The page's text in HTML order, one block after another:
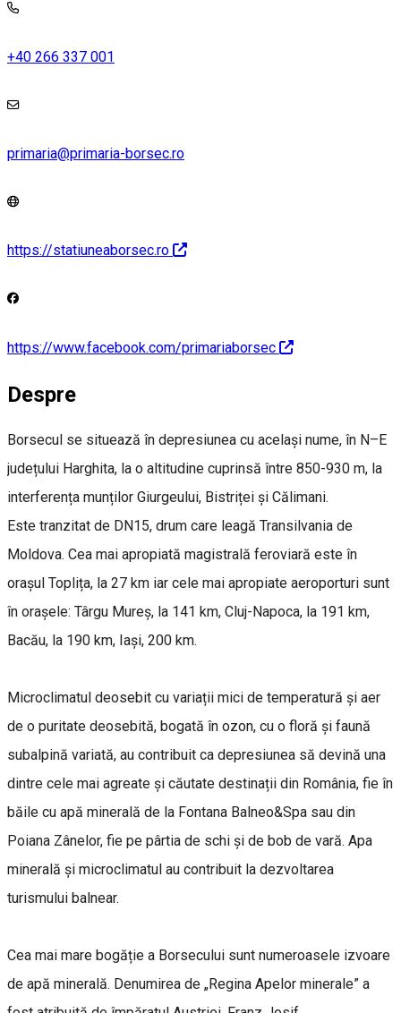
+40 266 337 001
primaria@primaria-borsec.ro
https://statiuneaborsec.ro
https://www.facebook.com/primariaborsec
Despre
Borsecul se situează în depresiunea cu același nume, în N–E
județului Harghita, la o altitudine cuprinsă între 850-930 m, la
interferența munților Giurgeului, Bistriței și Călimani.
Este tranzitat de DN15, drum care leagă Transilvania de
Moldova. Cea mai apropiată magistrală feroviară este în
orașul Toplița, la 27 km iar cele mai apropiate aeroporturi sunt
în oraşele: Târgu Mureș, la 141 km, Cluj-Napoca, la 191 km,
Bacău, la 190 km, Iași, 200 km.
Microclimatul deosebit cu variații mici de temperatură și aer
de o puritate deosebită, bogată în ozon, cu o floră și faună
subalpină variată, au contribuit ca depresiunea să devină una
dintre cele mai agreate și căutate destinații din România, fie în
băile cu apă minerală de la Fontana Balneo&Spa sau din
Poiana Zânelor, fie pe pârtia de schi și de bob de vară. Apa
minerală și microclimatul au contribuit la dezvoltarea
turismului balnear.
Cea mai mare bogăție a Borsecului sunt numeroasele izvoare
de apă minerală. Denumirea de „Regina Apelor minerale” a